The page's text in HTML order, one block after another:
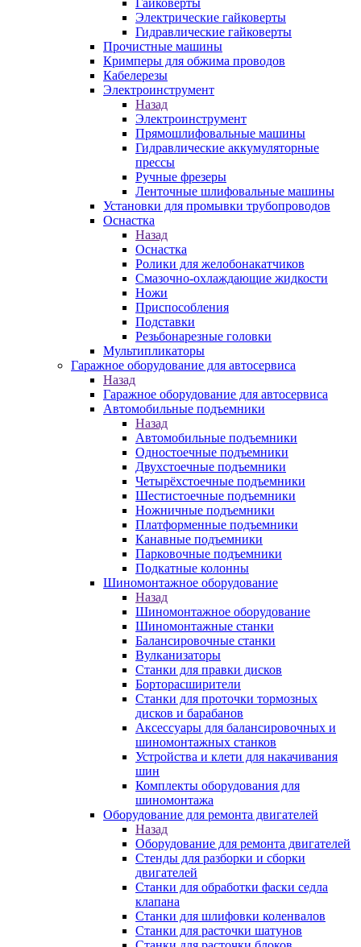
Гайковерты
Электрические гайковерты
Гидравлические гайковерты
Прочистные машины
Кримперы для обжима проводов
Кабелерезы
Электроинструмент
Назад
Электроинструмент
Прямошлифовальные машины
Гидравлические аккумуляторные
прессы
Ручные фрезеры
Ленточные шлифовальные машины
Установки для промывки трубопроводов
Оснастка
Назад
Оснастка
Ролики для желобонакатчиков
Смазочно-охлаждающие жидкости
Ножи
Приспособления
Подставки
Резьбонарезные головки
Мультипликаторы
Гаражное оборудование для автосервиса
Назад
Гаражное оборудование для автосервиса
Автомобильные подъемники
Назад
Автомобильные подъемники
Одностоечные подъемники
Двухстоечные подъемники
Четырёхстоечные подъемники
Шестистоечные подъемники
Ножничные подъемники
Платформенные подъемники
Канавные подъемники
Парковочные подъемники
Подкатные колонны
Шиномонтажное оборудование
Назад
Шиномонтажное оборудование
Шиномонтажные станки
Балансировочные станки
Вулканизаторы
Станки для правки дисков
Борторасширители
Станки для проточки тормозных
дисков и барабанов
Аксессуары для балансировочных и
шиномонтажных станков
Устройства и клети для накачивания
шин
Комплекты оборудования для
шиномонтажа
Оборудование для ремонта двигателей
Назад
Оборудование для ремонта двигателей
Стенды для разборки и сборки
двигателей
Станки для обработки фаски седла
клапана
Станки для шлифовки коленвалов
Станки для расточки шатунов